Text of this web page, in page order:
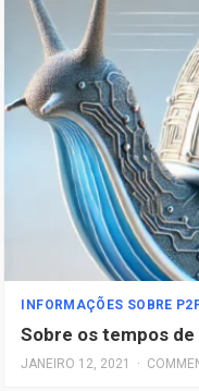
INFORMAÇÕES SOBRE
Sobre os tempos
JANEIRO 12, 2021 ·